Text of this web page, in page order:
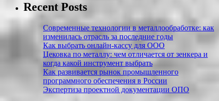
Recent Posts
Современные технологии в металлообработке: как
изменилась отрасль за последние годы
Как выбрать онлайн-кассу для ООО
Цековка по металлу: чем отличается от зенкера и
когда какой инструмент выбрать
Как развивается рынок промышленного
программного обеспечения в России
Экспертиза проектной документации ОПО